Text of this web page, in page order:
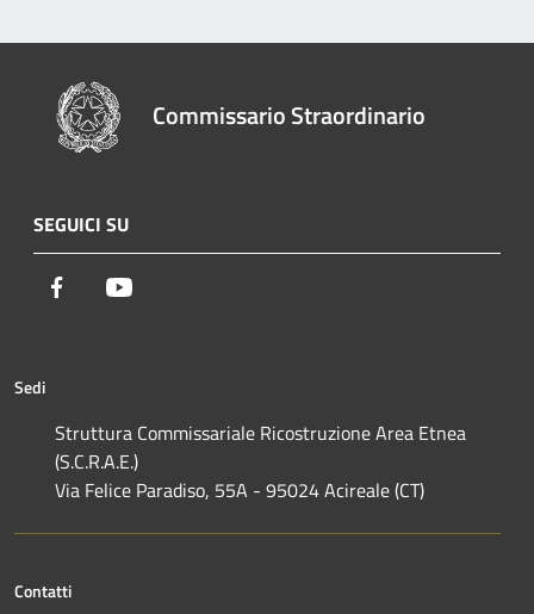
Commissario Straordinario
SEGUICI SU
Facebook
Sedi
Struttura Commissariale Ricostruzione Area Etnea
(S.C.R.A.E.)
Via Felice Paradiso, 55A - 95024 Acireale (CT)
Contatti